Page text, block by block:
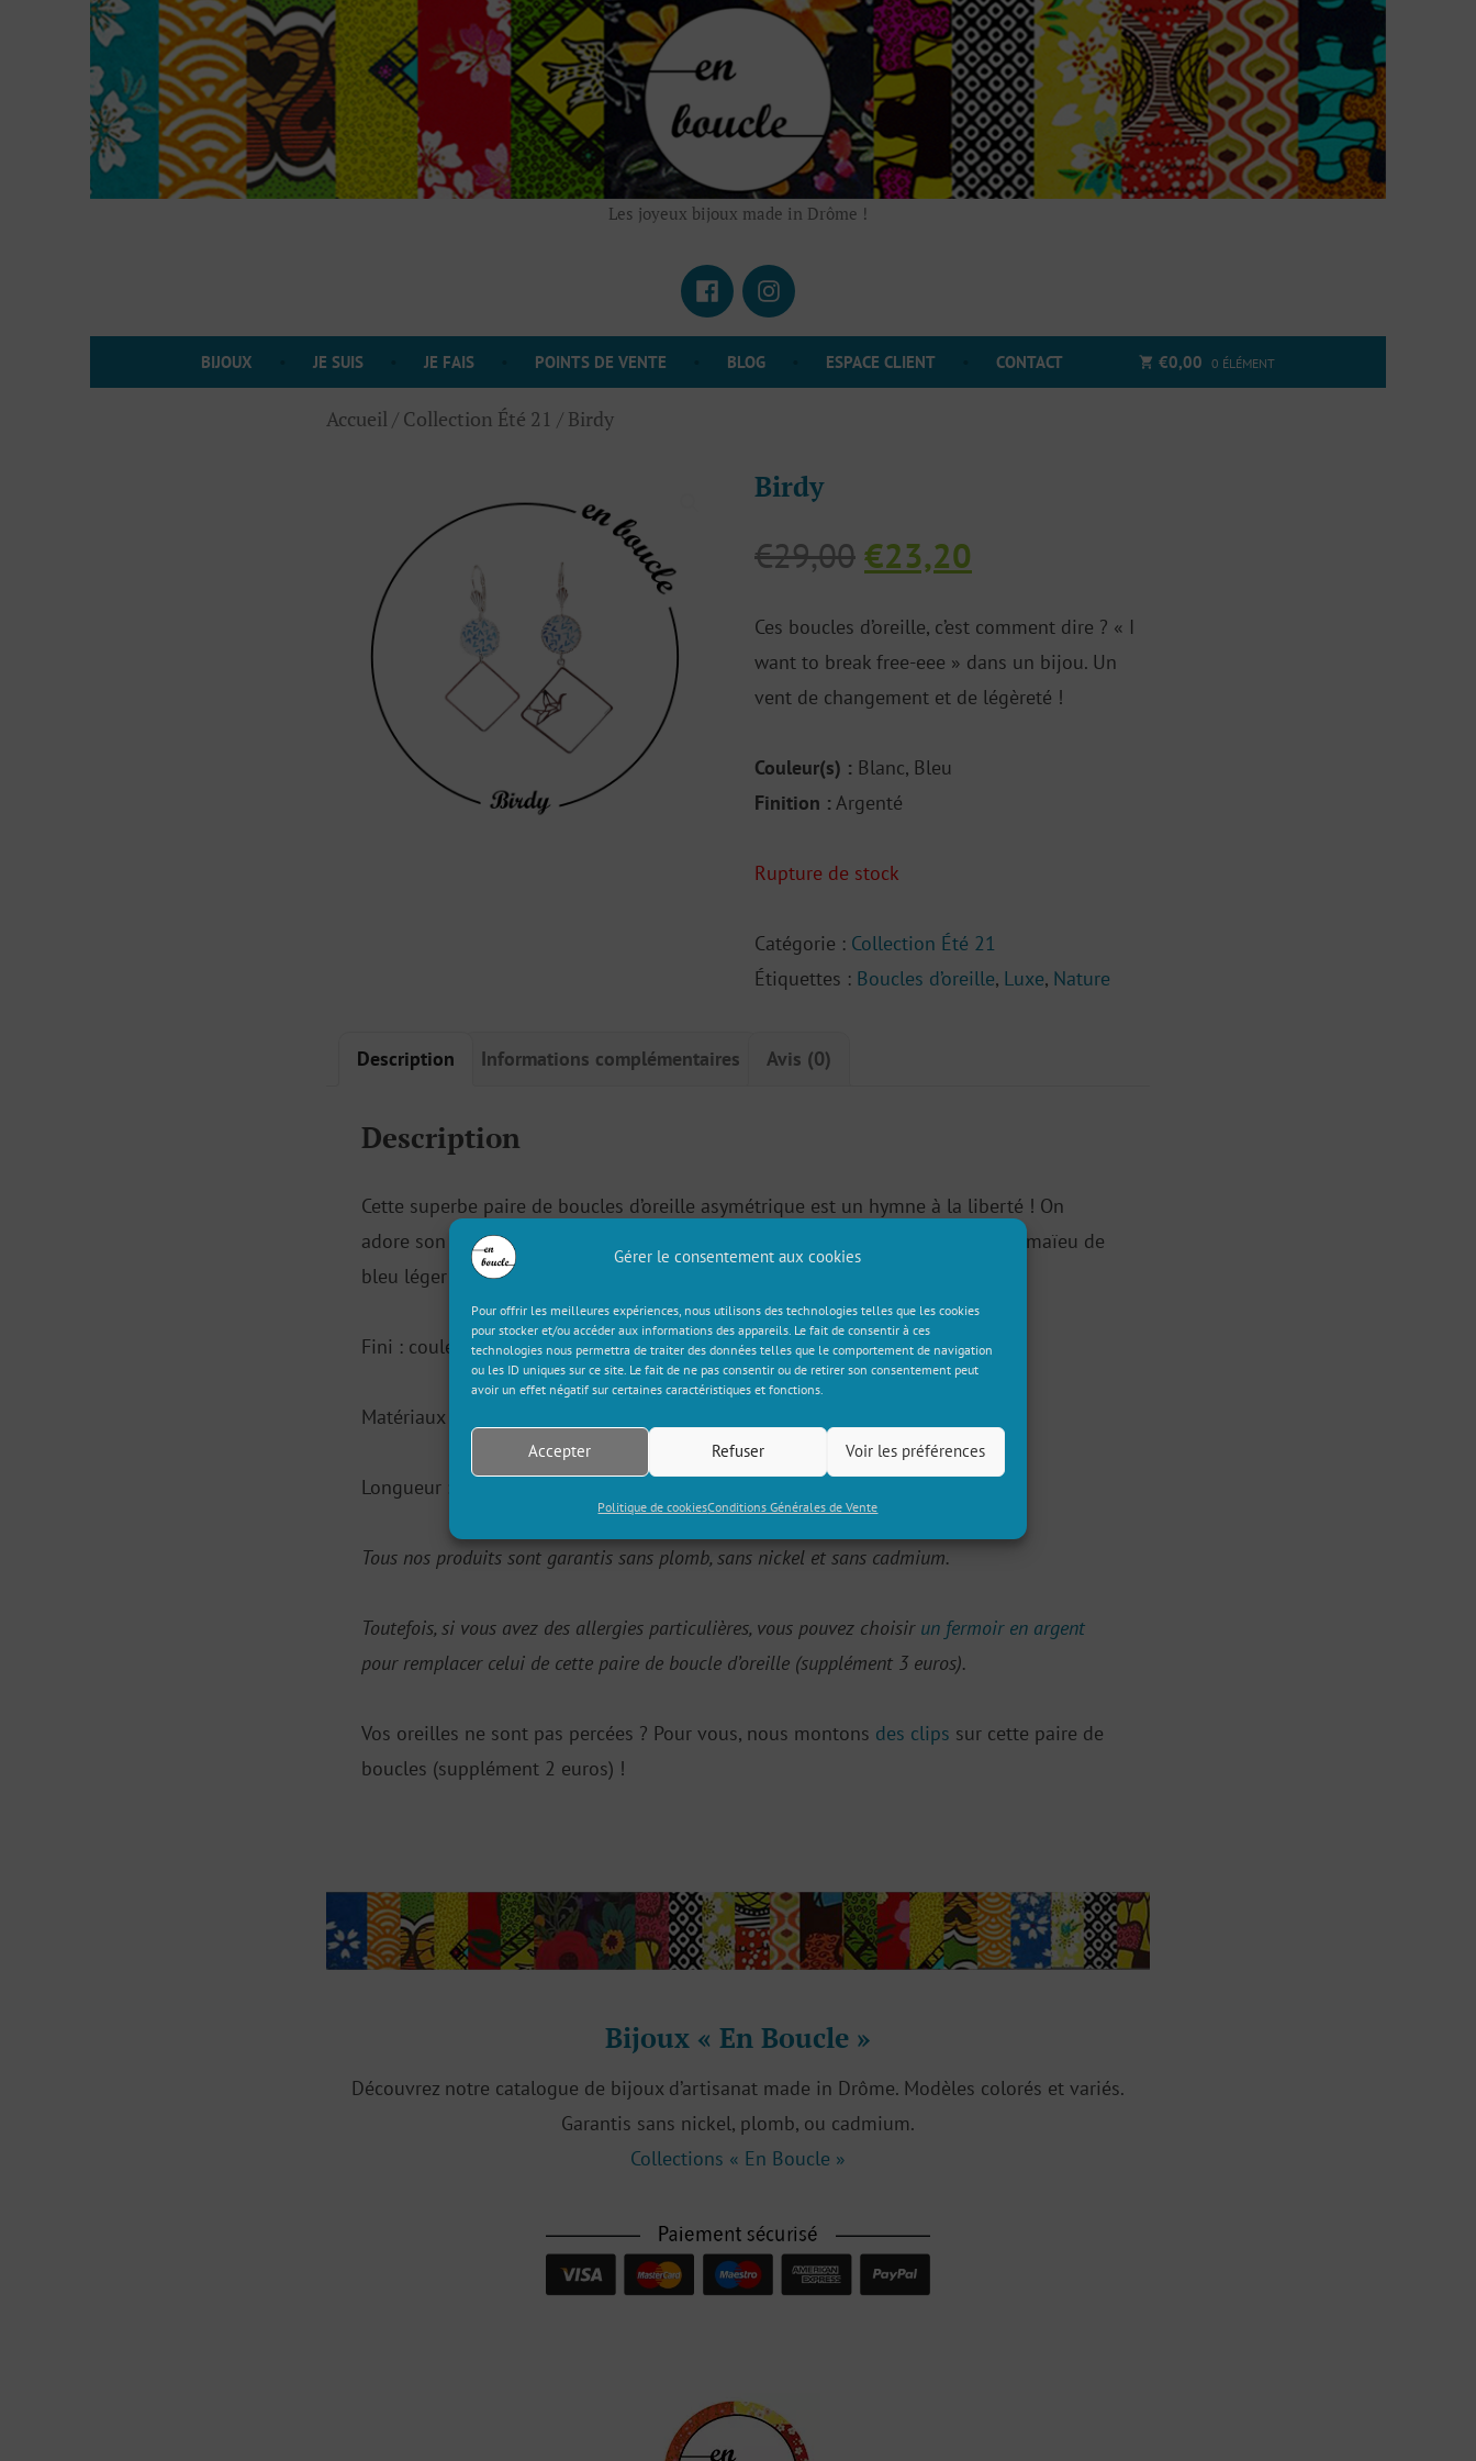
Gérer le consentement aux cookies
Pour offrir les meilleures expériences, nous utilisons des technologies telles que les cookies
pour stocker et/ou accéder aux informations des appareils. Le fait de consentir à ces
technologies nous permettra de traiter des données telles que le comportement de navigation
ou les ID uniques sur ce site. Le fait de ne pas consentir ou de retirer son consentement peut
avoir un effet négatif sur certaines caractéristiques et fonctions.
Accepter Refuser Voir les préférences
Politique de cookiesConditions Générales de Vente
Accéder
au
contenu
Les joyeux bijoux made in Drôme !
BIJOUX JE SUIS JE FAIS POINTS DE VENTE BLOG ESPACE CLIENT CONTACT €0,00 0 ÉLÉMENT
FacebookInstagram
Accueil / Collection Été 21 / Birdy
Birdy
€29,00Le
initial
était :
€29,00.
€23,20
actuel
est :
€23,20.
Ces boucles d’oreille, c’est comment dire ? « I
want to break free-eee » dans un bijou. Un
vent de changement et de légèreté !
Couleur(s) : Blanc, Bleu
Finition : Argenté
Rupture de stock
Catégorie : Collection Été 21
Étiquettes : Boucles d’oreille, Luxe, Nature
Description Informations complémentaires Avis (0)
Description
Cette superbe paire de boucles d’oreille asymétrique est un hymne à la liberté ! On
adore son petit oiseau en origami et son motif d’envol, le tout porté par un camaïeu de
bleu léger comme un nuage. Un bijou pour être free dans son body !
Fini : couleur argenté
Matériaux : Laiton, papier, sequin en résine bleu marine
Longueur : 4 cm et 5,5 cm
Tous nos produits sont garantis sans plomb, sans nickel et sans cadmium.
Toutefois, si vous avez des allergies particulières, vous pouvez choisir un fermoir en argent
pour remplacer celui de cette paire de boucle d’oreille (supplément 3 euros).
Vos oreilles ne sont pas percées ? Pour vous, nous montons des clips sur cette paire de
boucles (supplément 2 euros) !
Bijoux « En Boucle »
Découvrez notre catalogue de bijoux d’artisanat made in Drôme. Modèles colorés et variés.
Garantis sans nickel, plomb, ou cadmium.
Collections « En Boucle »